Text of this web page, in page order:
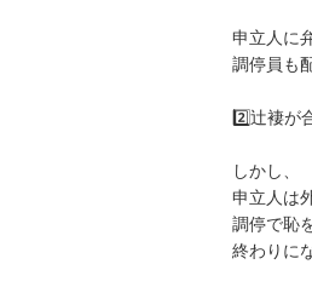
申立人に
調停員も
2️⃣辻褄が
しかし、
申立人は
調停で恥
終わりに